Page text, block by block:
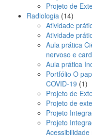
Projeto de
Radiologia 1414
Atividade
Atividade
Aula prática
nervoso e
Aula prática
Portfólio O
COVID-19 11
Projeto de
Projeto de
Projeto
Projeto